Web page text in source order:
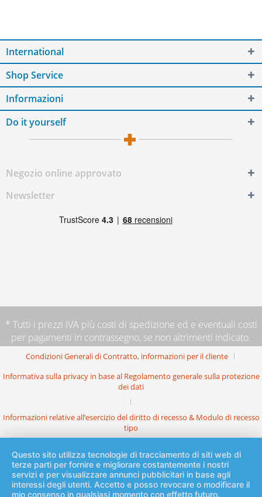
International
Shop Service
Informazioni
Do it yourself
Negozio online approvato
Newsletter
* Tutti i prezzi IVA più costi di spedizione ed e eventuali costi
per pagamenti in contrassegno, se non altrimenti indicato.
Condizioni Generali di Contratto, informazioni per il cliente
Informativa sulla privacy in base al Regolamento generale sulla protezione
dei dati
Informazioni relative all’esercizio del diritto di recesso & Modulo di recesso
tipo
Questo sito utilizza tecnologie di tracciamento di siti web di
terze parti per fornire e migliorare costantemente i nostri
servizi e per visualizzare annunci pubblicitari in base agli
interessi degli utenti. Accetto e posso revocare o modificare il
mio consenso in qualsiasi momento con effetto futuro.